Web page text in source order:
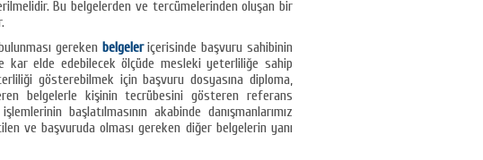
Bu belgelerden ve tercümelerinden oluşan bir
gereken belgeleriçerisinde başvuru sahibinin
elde edebilecek ölçüde mesleki yeterliliğe sahip
gösterebilmek için başvuru dosyasına diploma,
belgelerle kişinin tecrübesini gösteren referans
başlatılmasının akabinde danışmanlarımız
ve başvuruda olması gereken diğer belgelerin yanı